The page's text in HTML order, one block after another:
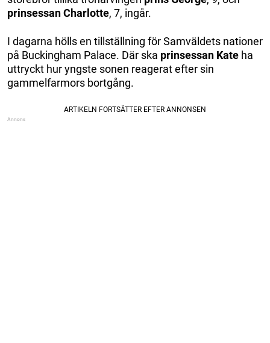
prinsessan Charlotte, 7, ingår.
I dagarna hölls en tillställning för Samväldets nationer
på Buckingham Palace. Där ska prinsessan Kate ha
uttryckt hur yngste sonen reagerat efter sin
gammelfarmors bortgång.